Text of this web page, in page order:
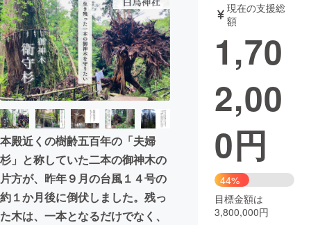
テクノロジー・ガジェット
映像・映画 書籍・雑誌
ビジネス・起業 チャレンジ
まちづくり・地域活性化
CAMPFIRE for Social Good
CAMPFIRE Creation
CAMPFIREふるさと納税machi-ya コミュニティ
本殿近くの樹齢五百年の「夫婦
杉」と称していた二本の御神木の
片方が、昨年９月の台風１４号の
約１か月後に倒伏しました。残っ
た木は、一本となるだけでなく、
現在の支援総
額
1,70
2,00
0円
44%
目標金額は
3,800,000円